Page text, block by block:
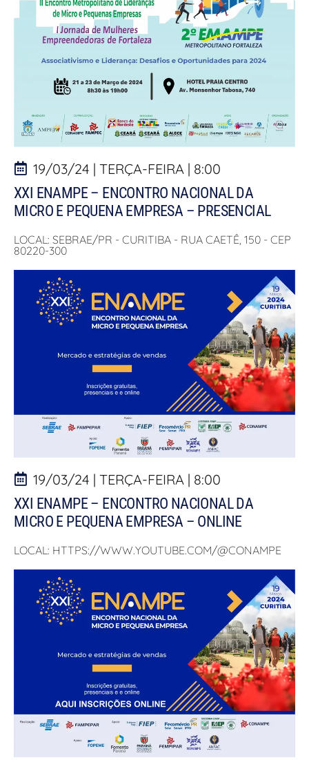
19/03/24 | TERÇA-FEIRA | 8:00
XXI ENAMPE – ENCONTRO NACIONAL DA
MICRO E PEQUENA EMPRESA – PRESENCIAL
LOCAL: SEBRAE/PR - CURITIBA - RUA CAETÊ, 150 - CEP
80220-300
19/03/24 | TERÇA-FEIRA | 8:00
XXI ENAMPE – ENCONTRO NACIONAL DA
MICRO E PEQUENA EMPRESA – ONLINE
LOCAL: HTTPS://WWW.YOUTUBE.COM/@CONAMPE